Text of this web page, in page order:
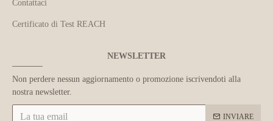
Contattaci
Certificato di Test REACH
NEWSLETTER
Non perdere nessun aggiornamento o promozione iscrivendoti alla
nostra newsletter.
INVIARE